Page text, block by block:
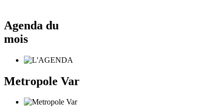
Agenda du
mois
Metropole Var